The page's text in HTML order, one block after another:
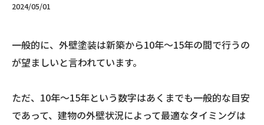
2024/05/01
一般的に、外壁塗装は新築から10年～15年の間で行うの
が望ましいと言われています。
ただ、10年～15年という数字はあくまでも一般的な目安
であって、建物の外壁状況によって最適なタイミングは